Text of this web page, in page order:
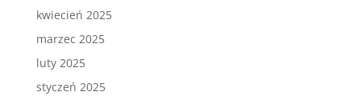
kwiecień 2025
marzec 2025
luty 2025
styczeń 2025